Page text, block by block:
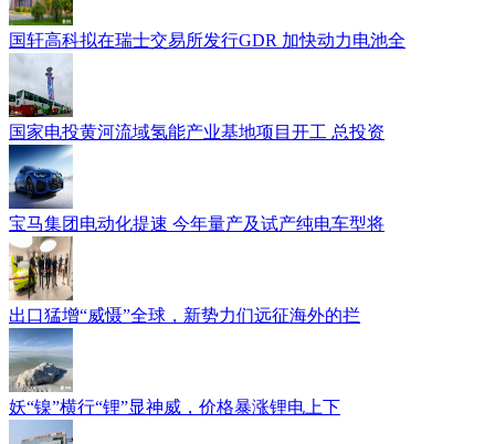
国轩高科拟在瑞士交易所发行GDR 加快动力电池全
国家电投黄河流域氢能产业基地项目开工 总投资
宝马集团电动化提速 今年量产及试产纯电车型将
出口猛增“威慑”全球，新势力们远征海外的拦
妖“镍”横行“锂”显神威，价格暴涨锂电上下